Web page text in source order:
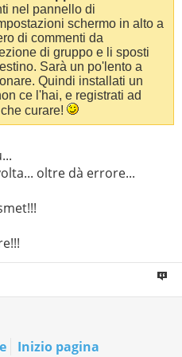
nel pannello di
schermo in alto a
di commenti da
di gruppo e li sposti
Sarà un po'lento a
Quindi installati un
ce l'hai, e registrati ad
curare!
oltre dà errore...
Inizio pagina